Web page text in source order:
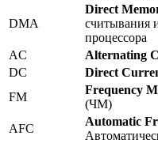
DMA
Direct
считывания
процессора
AC
Alternating
DC
Direct
FM
Frequency
(ЧМ)
AFC
Automatic